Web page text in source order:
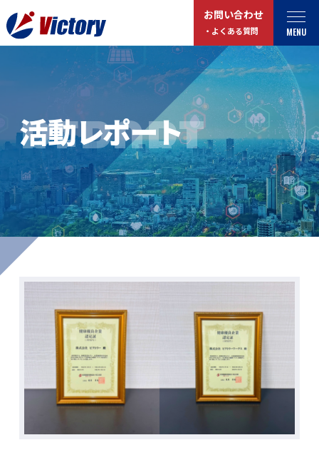
MENU
お問い合わせ
・よくある質問
事業紹介
総合解体 / 解体事業
産業廃棄物収集/ 運搬
企業概要
私たちについて
活動レポート
最新情報
お役立ちコラム
プライバシーポリシー
お問い合わせ
よくある質問
社員紹介
社員インタビュー
活動レポート
REPORT